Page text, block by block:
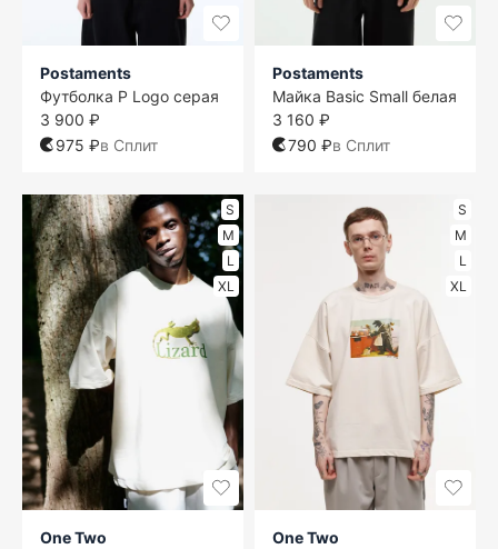
Postaments
Футболка P Logo серая
3 900 ₽
975 ₽в Сплит
Postaments
Майка Basic Small белая
3 160 ₽
790 ₽в Сплит
S
M
L
XL
One Two
S
M
L
XL
One Two